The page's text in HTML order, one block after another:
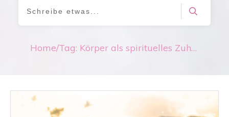
Home/ Tag: Körper als spirituelles Zuhause